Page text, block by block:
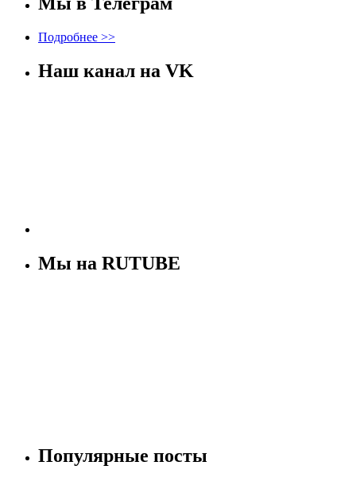
Подробнее >>
Наш канал на VK
Мы на RUTUBE
Популярные посты